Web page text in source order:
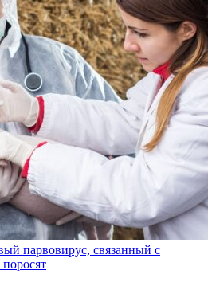
парвовирус, связанный с